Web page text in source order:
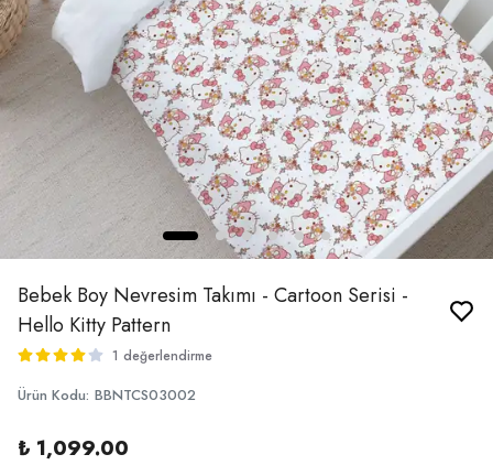
Bebek Boy Nevresim Takımı - Cartoon Serisi -
Hello Kitty Pattern
1 değerlendirme
Ürün Kodu: BBNTCS03002
₺ 1,099.00